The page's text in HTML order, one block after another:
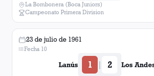
La Bombonera (Boca Juniors)
Campeonato Primera Division
23 de julio de 1961
Fecha 10
Lanús 1 | 2 Los